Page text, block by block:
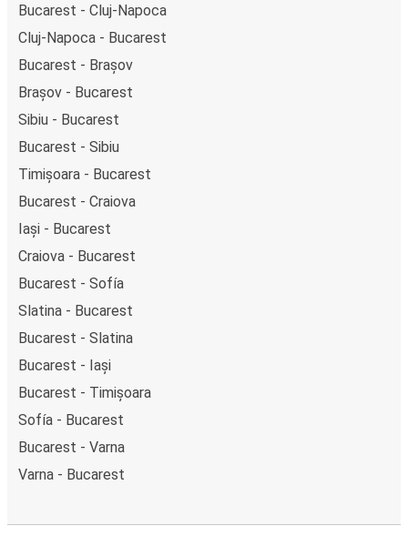
Bucarest - Cluj-Napoca
Cluj-Napoca - Bucarest
Bucarest - Brașov
Brașov - Bucarest
Sibiu - Bucarest
Bucarest - Sibiu
Timișoara - Bucarest
Bucarest - Craiova
Iași - Bucarest
Craiova - Bucarest
Bucarest - Sofía
Slatina - Bucarest
Bucarest - Slatina
Bucarest - Iași
Bucarest - Timișoara
Sofía - Bucarest
Bucarest - Varna
Varna - Bucarest